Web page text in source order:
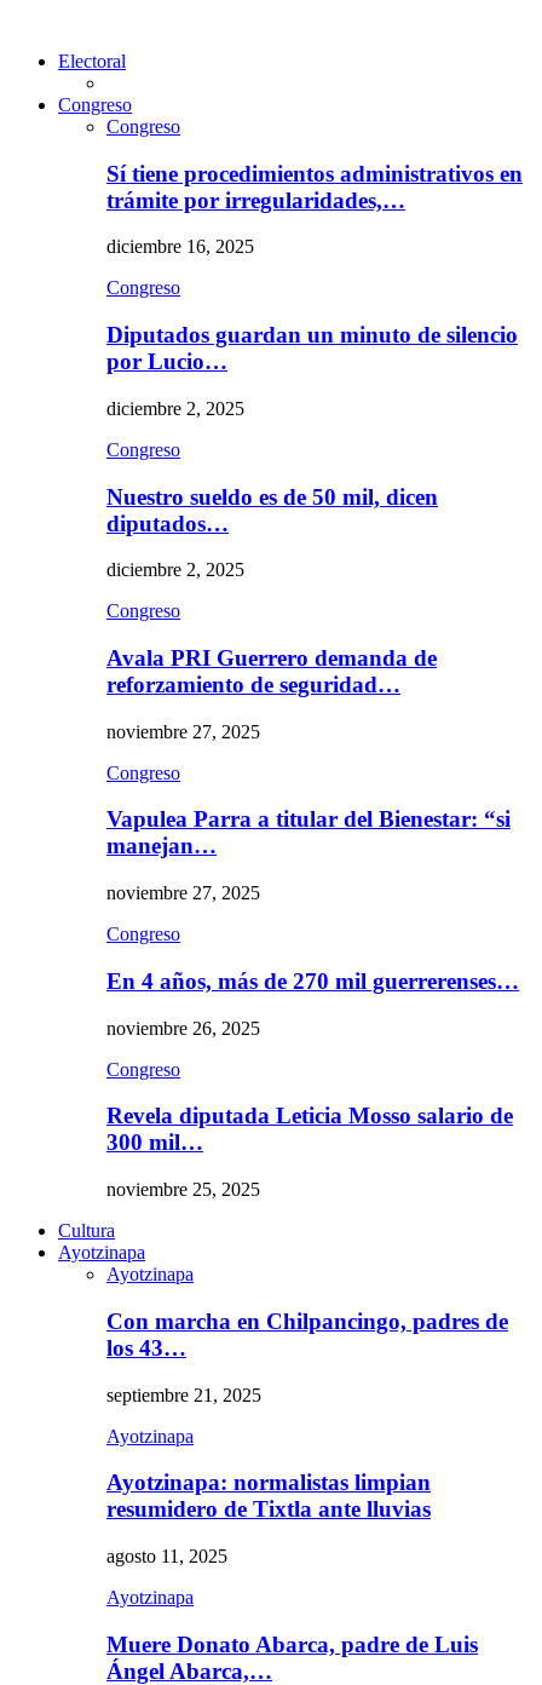
Electoral
Congreso
Congreso
Sí tiene procedimientos administrativos en
trámite por irregularidades,…
diciembre 16, 2025
Congreso
Diputados guardan un minuto de silencio
por Lucio…
diciembre 2, 2025
Congreso
Nuestro sueldo es de 50 mil, dicen
diputados…
diciembre 2, 2025
Congreso
Avala PRI Guerrero demanda de
reforzamiento de seguridad…
noviembre 27, 2025
Congreso
Vapulea Parra a titular del Bienestar: “si
manejan…
noviembre 27, 2025
Congreso
En 4 años, más de 270 mil guerrerenses…
noviembre 26, 2025
Congreso
Revela diputada Leticia Mosso salario de
300 mil…
noviembre 25, 2025
Cultura
Ayotzinapa
Ayotzinapa
Con marcha en Chilpancingo, padres de
los 43…
septiembre 21, 2025
Ayotzinapa
Ayotzinapa: normalistas limpian
resumidero de Tixtla ante lluvias
agosto 11, 2025
Ayotzinapa
Muere Donato Abarca, padre de Luis
Ángel Abarca,…